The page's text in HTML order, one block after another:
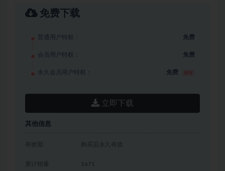
免费下载
普通用户特权： 免费
会员用户特权： 免费
永久会员用户特权： 免费
立即下载
其他信息
有效期 购买后永久有效
累计销量 1671